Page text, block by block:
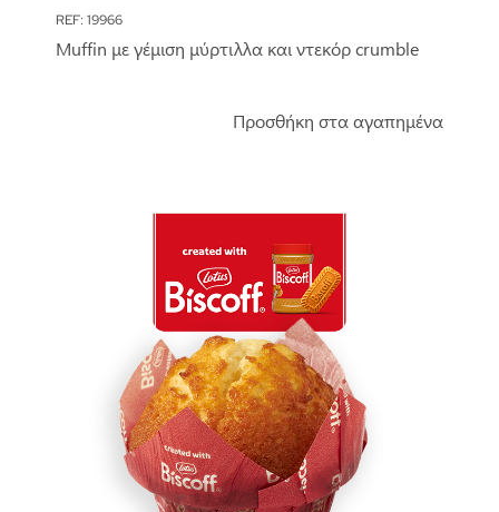
REF: 19966
Muffin με γέμιση μύρτιλλα και ντεκόρ crumble
Προσθήκη στα αγαπημένα